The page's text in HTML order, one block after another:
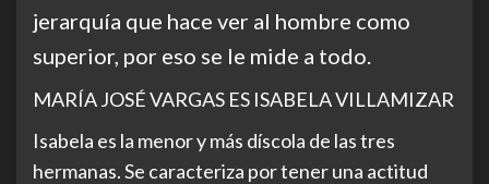
jerarquía que hace ver al hombre como
superior, por eso se le mide a todo.
MARÍA JOSÉ VARGAS ES ISABELA VILLAMIZAR
Isabela es la menor y más díscola de las tres
hermanas. Se caracteriza por tener una actitud